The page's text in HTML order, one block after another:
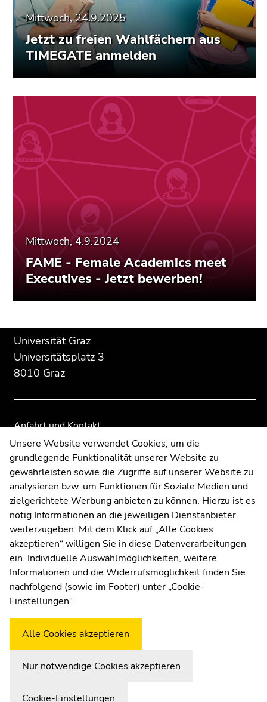
Mittwoch, 24.9.2025
Jetzt zu freien Wahlfächern aus
TIMEGATE anmelden
Mittwoch, 4.9.2024
FAME - Female Academics meet
Executives - Jetzt bewerben!
Beginn
Seitenbereichs:
Zusatzinformationen:
Universität Graz
Universitätsplatz 3
8010 Graz
Anfahrt und Kontakt
Kommunikation und Öffentlichkeitsarbeit
Moodle
UNIGRAZonline
Impressum
Datenschutzerklärung
Cookie-Einstellungen
Barrierefreiheitserklärung
WetterstationUni Graz
Ende
Seitenbereichs.
Seitenbereiche
Ende
Seitenbereichs.
Seitenbereiche
Unsere Website verwendet Cookies, um die
grundlegende Funktionalität unserer Website zu
gewährleisten sowie die Zugriffe auf unserer Website zu
analysieren bzw. um Funktionen für Soziale Medien und
zielgerichtete Werbung anbieten zu können. Hierzu ist es
nötig Informationen an die jeweiligen Dienstanbieter
weiterzugeben. Mit dem Klick auf „Alle Cookies
akzeptieren“ willigen Sie in diese Datenverarbeitungen
ein. Individuelle Auswahlmöglichkeiten, weitere
Informationen und die Widerrufsmöglichkeit finden Sie
nachfolgend (sowie im Footer) unter „Cookie-
Einstellungen“.
Alle Cookies akzeptieren
Nur notwendige Cookies akzeptieren
Cookie-Einstellungen